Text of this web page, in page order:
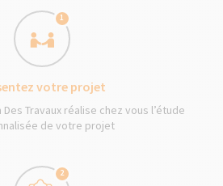
1
votre projet
Travaux réalise chez vous l’étude
de votre projet
2